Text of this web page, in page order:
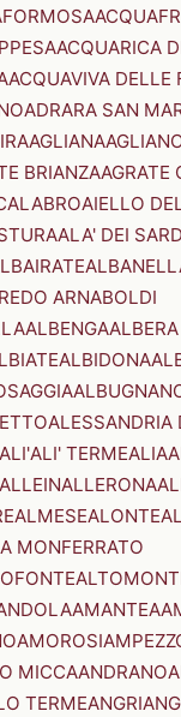
ACQUARICA
ACQUAVIVA DELLE
ADRARA SAN
AGLIANA
BRIANZAAGRATE
AIELLO
ALA' DEI
ARNABOLDI
ALBENGA
ALBIDONA
ALESSANDRIA
ALI'ALI' TERMEALIA
ALLEINALLERONA
ALMESEALONTE
MONFERRATO
AMANTEA
AMOROSI
MICCAANDRANO
TERMEANGRI